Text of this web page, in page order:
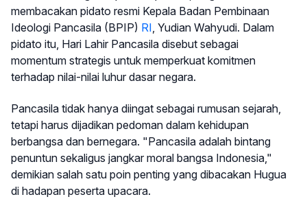
membacakan pidato resmi Kepala Badan Pembinaan
Ideologi Pancasila (BPIP) RI, Yudian Wahyudi. Dalam
pidato itu, Hari Lahir Pancasila disebut sebagai
momentum strategis untuk memperkuat komitmen
terhadap nilai-nilai luhur dasar negara.
Pancasila tidak hanya diingat sebagai rumusan sejarah,
tetapi harus dijadikan pedoman dalam kehidupan
berbangsa dan bernegara. "Pancasila adalah bintang
penuntun sekaligus jangkar moral bangsa Indonesia,"
demikian salah satu poin penting yang dibacakan Hugua
di hadapan peserta upacara.